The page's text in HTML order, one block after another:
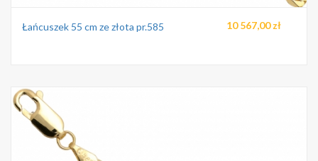
Łańcuszek 55 cm ze złota pr.585 10 567,00 zł